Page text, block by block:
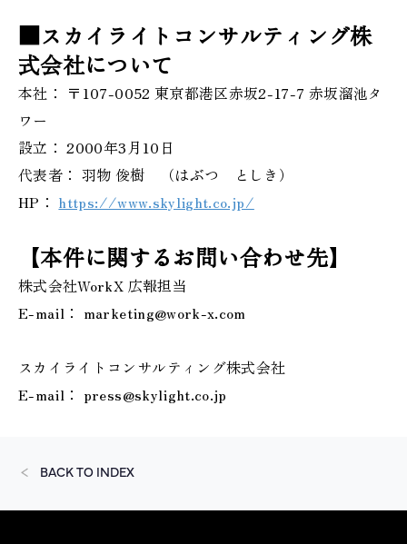
■スカイライトコンサルティング株
式会社について
本社： 〒107-0052 東京都港区赤坂2-17-7 赤坂溜池タ
ワー
設立： 2000年3月10日
代表者： 羽物 俊樹 （はぶつ としき）
HP： https://www.skylight.co.jp/
【本件に関するお問い合わせ先】
株式会社WorkX 広報担当
E-mail： marketing@work-x.com
スカイライトコンサルティング株式会社
E-mail： press@skylight.co.jp
BACK TO INDEX